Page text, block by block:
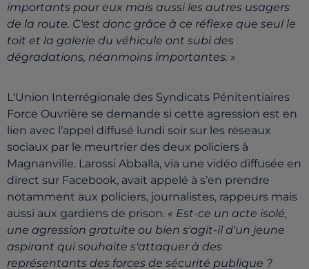
importants pour eux mais aussi les autres usagers
de la route. C'est donc grâce à ce réflexe que seul le
toit et la galerie du véhicule ont subi des
dégradations, néanmoins importantes. »
L'Union Interrégionale des Syndicats Pénitentiaires
Force Ouvrière se demande si cette agression est en
lien avec l’appel diffusé lundi soir sur les réseaux
sociaux par le meurtrier des deux policiers à
Magnanville. Larossi Abballa, via une vidéo diffusée en
direct sur Facebook, avait appelé à s’en prendre
notamment aux policiers, journalistes, rappeurs mais
aussi aux gardiens de prison. « Est-ce un acte isolé,
une agression gratuite ou bien s'agit-il d'un jeune
aspirant qui souhaite s'attaquer à des
représentants des forces de sécurité publique ?